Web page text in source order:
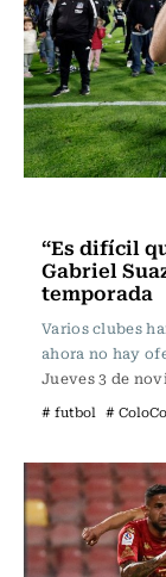
“Es difícil
Gabriel
temporada
Varios clubes
ahora no hay
Jueves 3 de
# futbol #